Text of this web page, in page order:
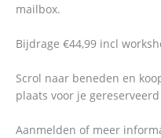
mailbox.
Bijdrage €44,99 incl
Scrol naar beneden en
plaats voor je
Aanmelden of meer